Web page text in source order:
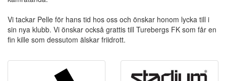
Vi tackar Pelle för hans tid hos oss och önskar honom lycka till i
sin nya klubb. Vi önskar också grattis till Turebergs FK som får en
fin kille som dessutom älskar friidrott.